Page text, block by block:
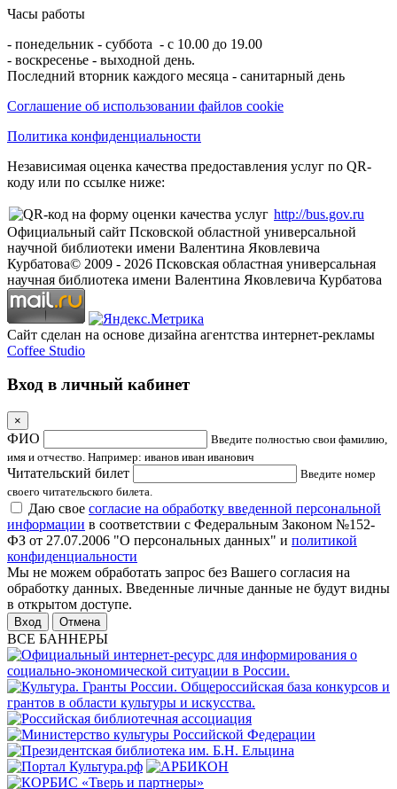
Часы работы
- понедельник - суббота - с 10.00 до 19.00
- воскресенье - выходной день.
Последний вторник каждого месяца - санитарный день
Соглашение об использовании файлов cookie
Политика конфиденциальности
Независимая оценка качества предоставления услуг по QR-
коду или по ссылке ниже:
http://bus.gov.ru
Официальный сайт Псковской областной универсальной
научной библиотеки имени Валентина Яковлевича
Курбатова© 2009 - 2026 Псковская областная универсальная
научная библиотека имени Валентина Яковлевича Курбатова
Сайт сделан на основе дизайна агентства интернет-рекламы
Coffee Studio
Вход в личный кабинет
×
ФИО
Введите полностью свои фамилию,
имя и отчество. Например: иванов иван иванович
Читательский билет
Введите номер
своего читательского билета.
Даю свое согласие на обработку введенной персональной
информации в соответствии с Федеральным Законом №152-
ФЗ от 27.07.2006 "О персональных данных" и политикой
конфиденциальности
Мы не можем обработать запрос без Вашего согласия на
обработку данных. Введенные личные данные не будут видны
в открытом доступе.
Отмена
ВСЕ БАННЕРЫ